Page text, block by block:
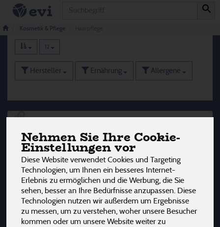
Nehmen Sie Ihre Cookie-
Einstellungen vor
Diese Website verwendet Cookies und Targeting
Technologien, um Ihnen ein besseres Internet-
Erlebnis zu ermöglichen und die Werbung, die Sie
sehen, besser an Ihre Bedürfnisse anzupassen. Diese
Technologien nutzen wir außerdem um Ergebnisse
zu messen, um zu verstehen, woher unsere Besucher
kommen oder um unsere Website weiter zu
Kosmetik & Pflege
Haarpflege
12
Hersteller Ernährung Allergene